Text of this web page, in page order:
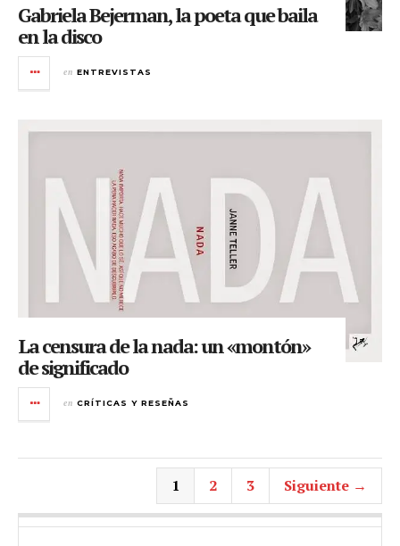
Gabriela Bejerman, la poeta que baila
en la disco
en ENTREVISTAS
La censura de la nada: un «montón»
de significado
en CRÍTICAS Y RESEÑAS
1 2 3 Siguiente →